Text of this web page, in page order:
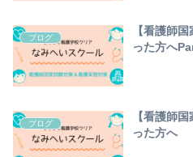
ブログ
【看護師
った方へ
ブログ
【看護師
った方へ